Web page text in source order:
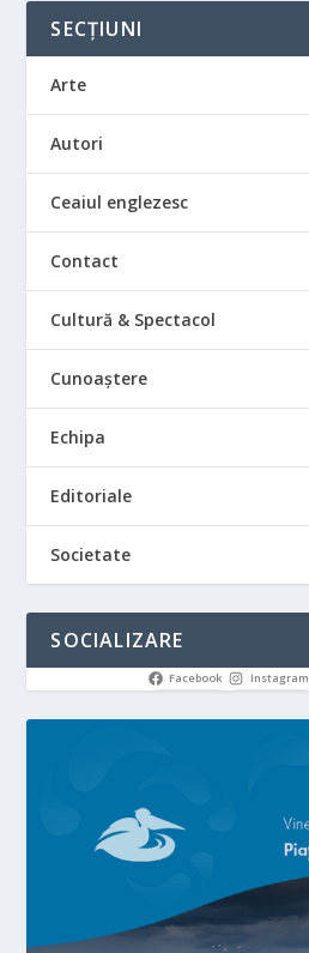
SECȚIUNI
Arte
Autori
Ceaiul englezesc
Contact
Cultură & Spectacol
Cunoaștere
Echipa
Editoriale
Societate
SOCIALIZARE
Facebook Instagram